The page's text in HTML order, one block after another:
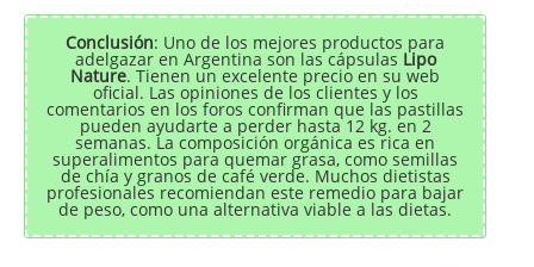
Conclusión: Uno de los mejores productos para
adelgazar en Argentina son las cápsulas Lipo
Nature. Tienen un excelente precio en su web
oficial. Las opiniones de los clientes y los
comentarios en los foros confirman que las pastillas
pueden ayudarte a perder hasta 12 kg. en 2
semanas. La composición orgánica es rica en
superalimentos para quemar grasa, como semillas
de chía y granos de café verde. Muchos dietistas
profesionales recomiendan este remedio para bajar
de peso, como una alternativa viable a las dietas.